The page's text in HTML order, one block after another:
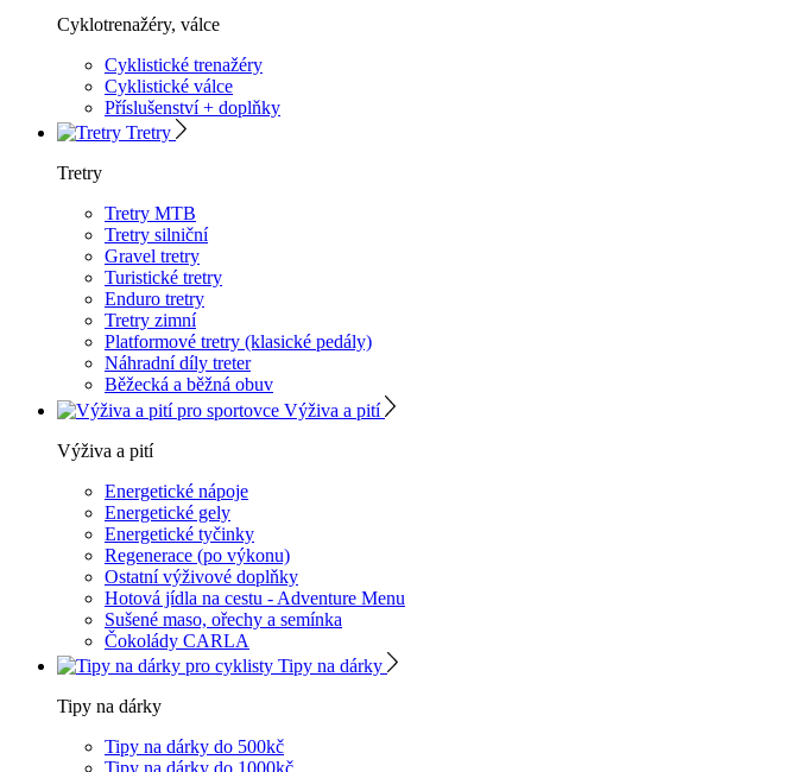
Cyklotrenažéry, válce
Cyklistické trenažéry
Cyklistické válce
Příslušenství + doplňky
Tretry
Tretry
Tretry MTB
Tretry silniční
Gravel tretry
Turistické tretry
Enduro tretry
Tretry zimní
Platformové tretry (klasické pedály)
Náhradní díly treter
Běžecká a běžná obuv
Výživa a pití
Výživa a pití
Energetické nápoje
Energetické gely
Energetické tyčinky
Regenerace (po výkonu)
Ostatní výživové doplňky
Hotová jídla na cestu - Adventure Menu
Sušené maso, ořechy a semínka
Čokolády CARLA
Tipy na dárky
Tipy na dárky
Tipy na dárky do 500kč